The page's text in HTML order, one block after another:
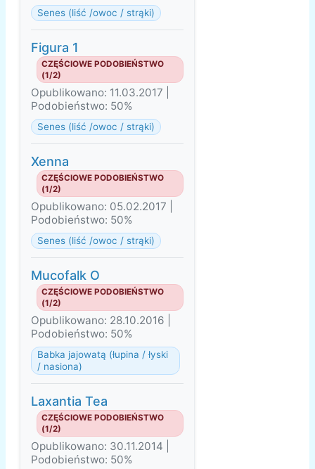
Senes (liść /owoc / strąki)
Figura 1
CZĘŚCIOWE PODOBIEŃSTWO
(1/2)
Opublikowano: 11.03.2017 |
Podobieństwo: 50%
Senes (liść /owoc / strąki)
Xenna
CZĘŚCIOWE PODOBIEŃSTWO
(1/2)
Opublikowano: 05.02.2017 |
Podobieństwo: 50%
Senes (liść /owoc / strąki)
Mucofalk O
CZĘŚCIOWE PODOBIEŃSTWO
(1/2)
Opublikowano: 28.10.2016 |
Podobieństwo: 50%
Babka jajowatą (łupina / łyski
/ nasiona)
Laxantia Tea
CZĘŚCIOWE PODOBIEŃSTWO
(1/2)
Opublikowano: 30.11.2014 |
Podobieństwo: 50%